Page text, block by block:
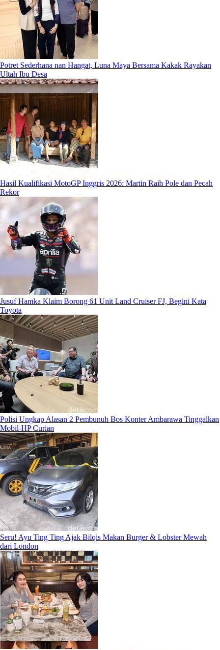
Potret Sederhana nan Hangat, Luna Maya Bersama Kakak Rayakan
Ultah Ibu Desa
Hasil Kualifikasi MotoGP Inggris 2026: Martin Raih Pole dan Pecah
Rekor
Jusuf Hamka Klaim Borong 61 Unit Land Cruiser FJ, Begini Kata
Toyota
Polisi Ungkap Alasan 2 Pembunuh Bos Konter Ambarawa Tinggalkan
Mobil-HP Curian
Seru! Ayu Ting Ting Ajak Bilqis Makan Burger & Lobster Mewah
dari London